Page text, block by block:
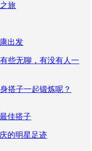
旅
出发
些无聊，有没有人一
搭子一起锻炼呢？
佳搭子
的明星足迹